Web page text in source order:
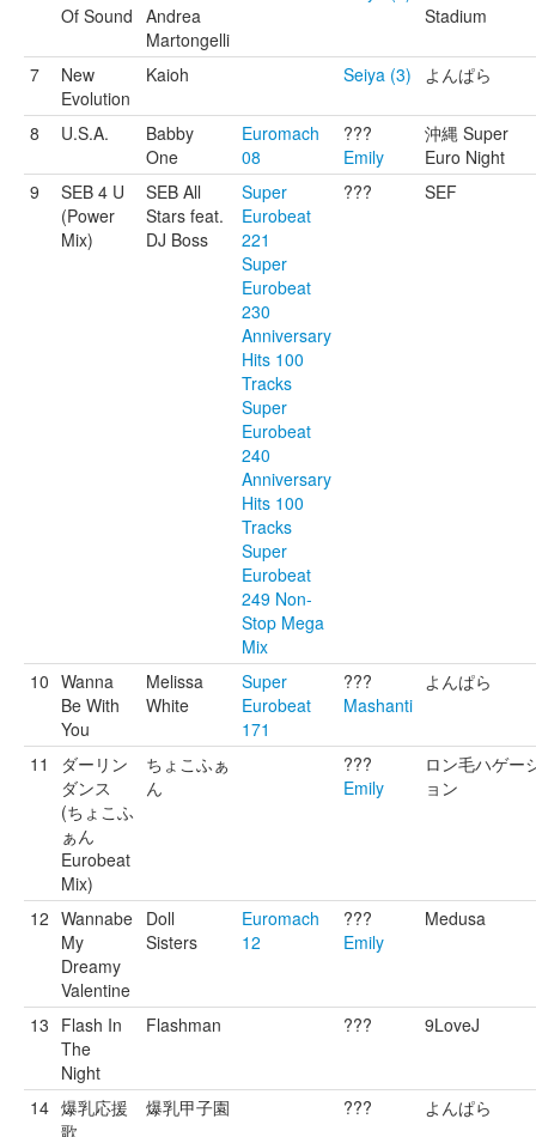
Of Sound Andrea
Martongelli
Stadium
7
New
Evolution
Kaioh Seiya (3) よんぱら
8 U.S.A.
Babby
One
Euromach
08
???
Emily
沖縄 Super
Euro Night
9
SEB 4 U
(Power
Mix)
SEB All
Stars feat.
DJ Boss
Super
Eurobeat
221
Super
Eurobeat
230
Anniversary
Hits 100
Tracks
Super
Eurobeat
240
Anniversary
Hits 100
Tracks
Super
Eurobeat
249 Non-
Stop Mega
Mix
??? SEF
10 Wanna
Be With
You
Melissa
White
Super
Eurobeat
171
???
Mashanti
よんぱら
11
ダーリン
ダンス
(ちょこふ
ぁん
Eurobeat
Mix)
ちょこふぁ
ん
???
Emily
ロン毛ハゲー
ョン
12 Wannabe
My
Dreamy
Valentine
Doll
Sisters
Euromach
12
???
Emily
Medusa
13 Flash In
The
Night
Flashman ??? 9LoveJ
14 爆乳応援
歌
爆乳甲子園 ??? よんぱら